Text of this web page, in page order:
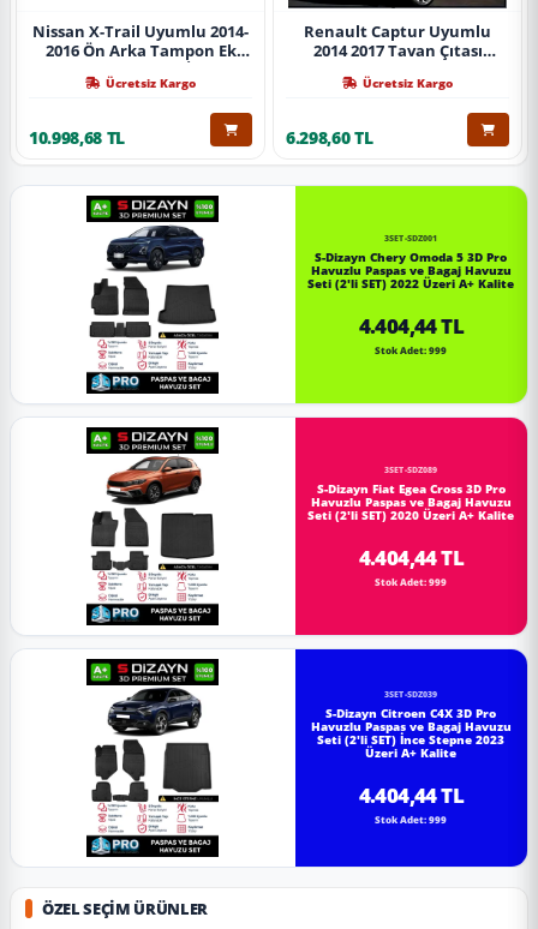
Nissan X-Trail Uyumlu 2014-
2016 Ön Arka Tampon Ek
Koruma Difüzör İthal
Ücretsiz Kargo
10.998,68 TL
Renault Captur Uyumlu
2014 2017 Tavan Çıtası
Ücretsiz Kargo
6.298,60 TL
3SET-SDZ001
S-Dizayn Chery Omoda 5 3D Pro
Havuzlu Paspas ve Bagaj Havuzu
Seti (2'li SET) 2022 Üzeri A+ Kalite
4.404,44 TL
Stok Adet: 999
3SET-SDZ089
S-Dizayn Fiat Egea Cross 3D Pro
Havuzlu Paspas ve Bagaj Havuzu
Seti (2'li SET) 2020 Üzeri A+ Kalite
4.404,44 TL
Stok Adet: 999
3SET-SDZ039
S-Dizayn Citroen C4X 3D Pro
Havuzlu Paspas ve Bagaj Havuzu
Seti (2'li SET) İnce Stepne 2023
Üzeri A+ Kalite
4.404,44 TL
Stok Adet: 999
ÖZEL SEÇIM ÜRÜNLER